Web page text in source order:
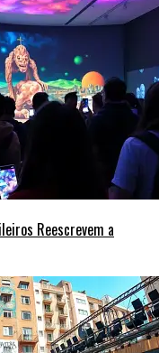
Reescrevem a